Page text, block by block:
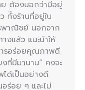
ต้องบอกว่ามีอยู่
ทั้งร้านที่อยู่ใน
พาณิชย์ นอกจาก
งแล้ว แนะนำให้
รอร่อยคุณภาพดี
ที่มีมานาน” คงจะ
ด้เป็นอย่างดี
ร่อย ๆ และไม่